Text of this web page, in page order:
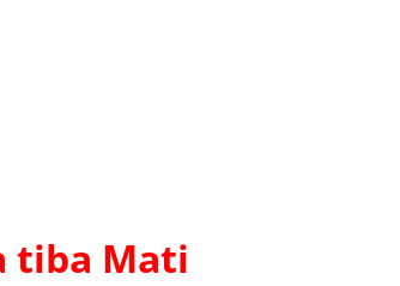
tiba Mati